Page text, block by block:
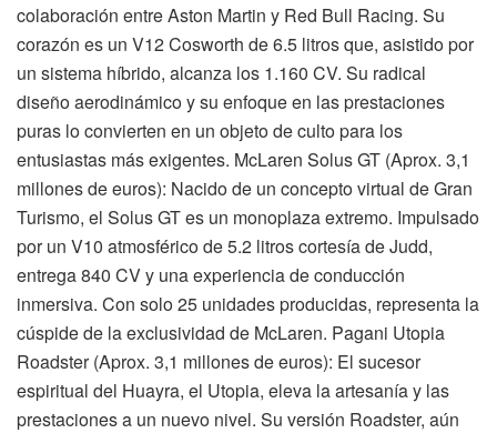
colaboración entre Aston Martin y Red Bull Racing. Su
corazón es un V12 Cosworth de 6.5 litros que, asistido por
un sistema híbrido, alcanza los 1.160 CV. Su radical
diseño aerodinámico y su enfoque en las prestaciones
puras lo convierten en un objeto de culto para los
entusiastas más exigentes. McLaren Solus GT (Aprox. 3,1
millones de euros): Nacido de un concepto virtual de Gran
Turismo, el Solus GT es un monoplaza extremo. Impulsado
por un V10 atmosférico de 5.2 litros cortesía de Judd,
entrega 840 CV y una experiencia de conducción
inmersiva. Con solo 25 unidades producidas, representa la
cúspide de la exclusividad de McLaren. Pagani Utopia
Roadster (Aprox. 3,1 millones de euros): El sucesor
espiritual del Huayra, el Utopia, eleva la artesanía y las
prestaciones a un nuevo nivel. Su versión Roadster, aún